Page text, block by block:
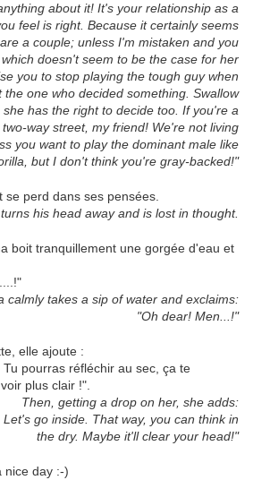
about it! It's your relationship as a
feel is right. Because it certainly seems
a couple; unless I'm mistaken and you
doesn't seem to be the case for her
you to stop playing the tough guy when
one who decided something. Swallow
has the right to decide too. If you're a
way street, my friend! We're not living
you want to play the dominant male like
but I don't think you're gray-backed!"
se perd dans ses pensées.
his head away and is lost in thought.
boit tranquillement une gorgée d'eau et
calmly takes a sip of water and exclaims:
"Oh dear! Men...!"
elle ajoute :
pourras réfléchir au sec, ça te
plus clair !".
Then, getting a drop on her, she adds:
go inside. That way, you can think in
the dry. Maybe it'll clear your head!"
nice day :-)